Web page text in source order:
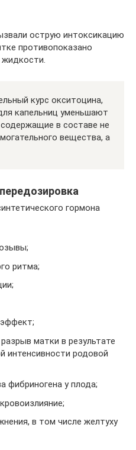
острую интоксикацию
противопоказано
курс окситоцина,
капельниц уменьшают
в составе не
вещества, а
гормона
ритма;
матки в результате
интенсивности родовой
фибриногена у плода;
в том числе желтуху